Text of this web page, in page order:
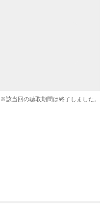
※該当回の聴取期間は終了しました。